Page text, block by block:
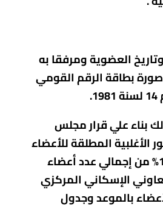
لجنة التنسيق بجلستها المنعقدة بتاريخ 22 /1 /2024 مبين بة رقم وتاريخ العضوية ومرفقا به
بطاقة الرقم القومي
بمقر الجمعية سالف الذكر وذلك بناء علي قرار مجلس
فى 20 /4 /2026 ويصح الاجتماع الأول بحضور الأغلبية المطلقة للأعضاء
وفي حالة عدم اكتمال النصاب القانوني لصحة هذا الاجتماع يؤجل لمدة ساعة ويعقد في نفس المقر السابق ذكره بحضور 10% من إجمالي عدد أعضاء
الإسكاني المركزي
وسيتم إخطار الأعضاء بالموعد وجدول